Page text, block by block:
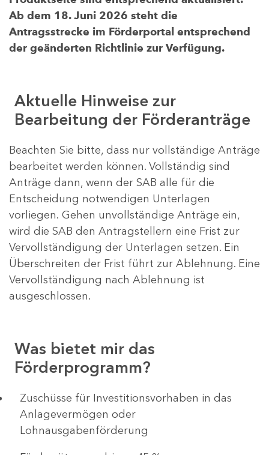
Ab dem 18. Juni 2026 steht die
Antragsstrecke im Förderportal entsprechend
der geänderten Richtlinie zur Verfügung.
Aktuelle Hinweise zur
Bearbeitung der Förderanträge
Beachten Sie bitte, dass nur vollständige Anträge
bearbeitet werden können. Vollständig sind
Anträge dann, wenn der SAB alle für die
Entscheidung notwendigen Unterlagen
vorliegen. Gehen unvollständige Anträge ein,
wird die SAB den Antragstellern eine Frist zur
Vervollständigung der Unterlagen setzen. Ein
Überschreiten der Frist führt zur Ablehnung. Eine
Vervollständigung nach Ablehnung ist
ausgeschlossen.
Was bietet mir das
Förderprogramm?
​​​​​​Zuschüsse für Investitionsvorhaben in das
Anlagevermögen oder
Lohnausgabenförderung